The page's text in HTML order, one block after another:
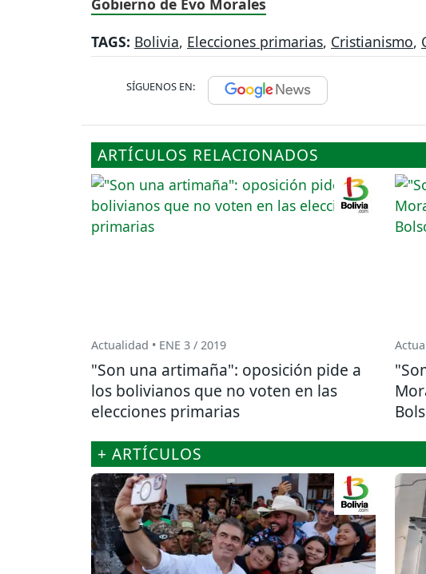
Gobierno de Evo Morales
TAGS: Bolivia, Elecciones primarias, Cristianismo,
SÍGUENOS EN:
ARTÍCULOS RELACIONADOS
Actualidad • ENE 3 / 2019
"Son una artimaña": oposición pide a
los bolivianos que no voten en las
elecciones primarias
+ ARTÍCULOS